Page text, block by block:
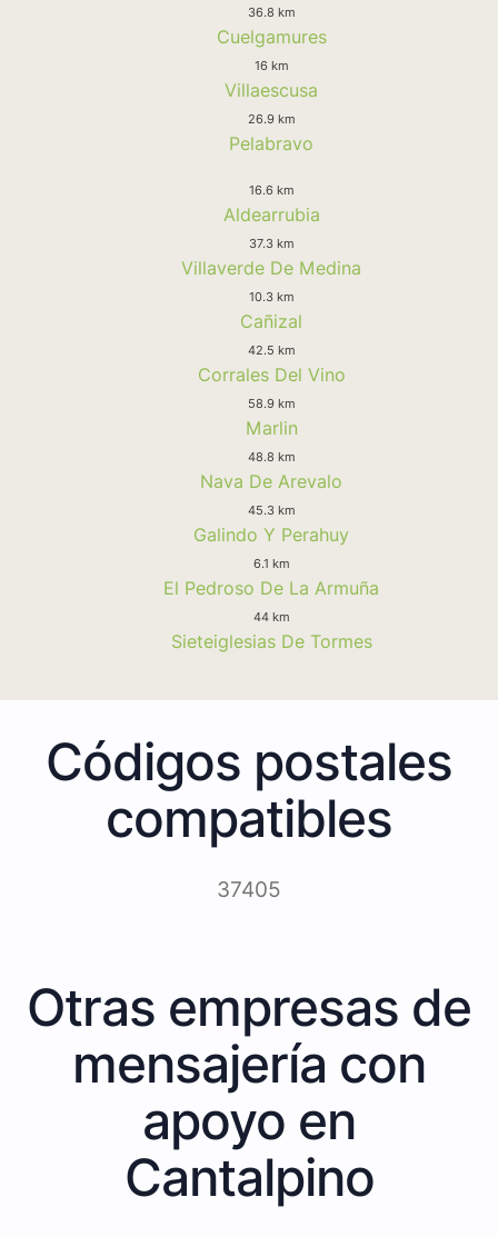
36.8 km
Cuelgamures
16 km
Villaescusa
26.9 km
Pelabravo
16.6 km
Aldearrubia
37.3 km
Villaverde De Medina
10.3 km
Cañizal
42.5 km
Corrales Del Vino
58.9 km
Marlin
48.8 km
Nava De Arevalo
45.3 km
Galindo Y Perahuy
6.1 km
El Pedroso De La Armuña
44 km
Sieteiglesias De Tormes
Códigos postales
compatibles
37405
Otras empresas de
mensajería con
apoyo en
Cantalpino